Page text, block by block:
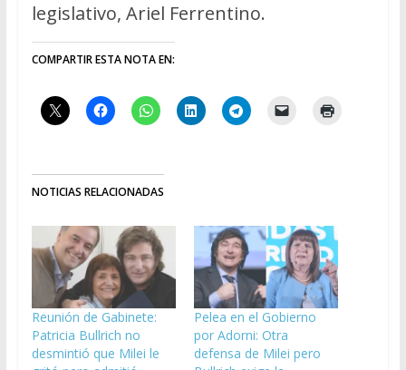
legislativo, Ariel Ferrentino.
COMPARTIR ESTA NOTA EN:
NOTICIAS RELACIONADAS
Reunión de Gabinete:
Patricia Bullrich no
desmintió que Milei le
Pelea en el Gobierno
por Adorni: Otra
defensa de Milei pero